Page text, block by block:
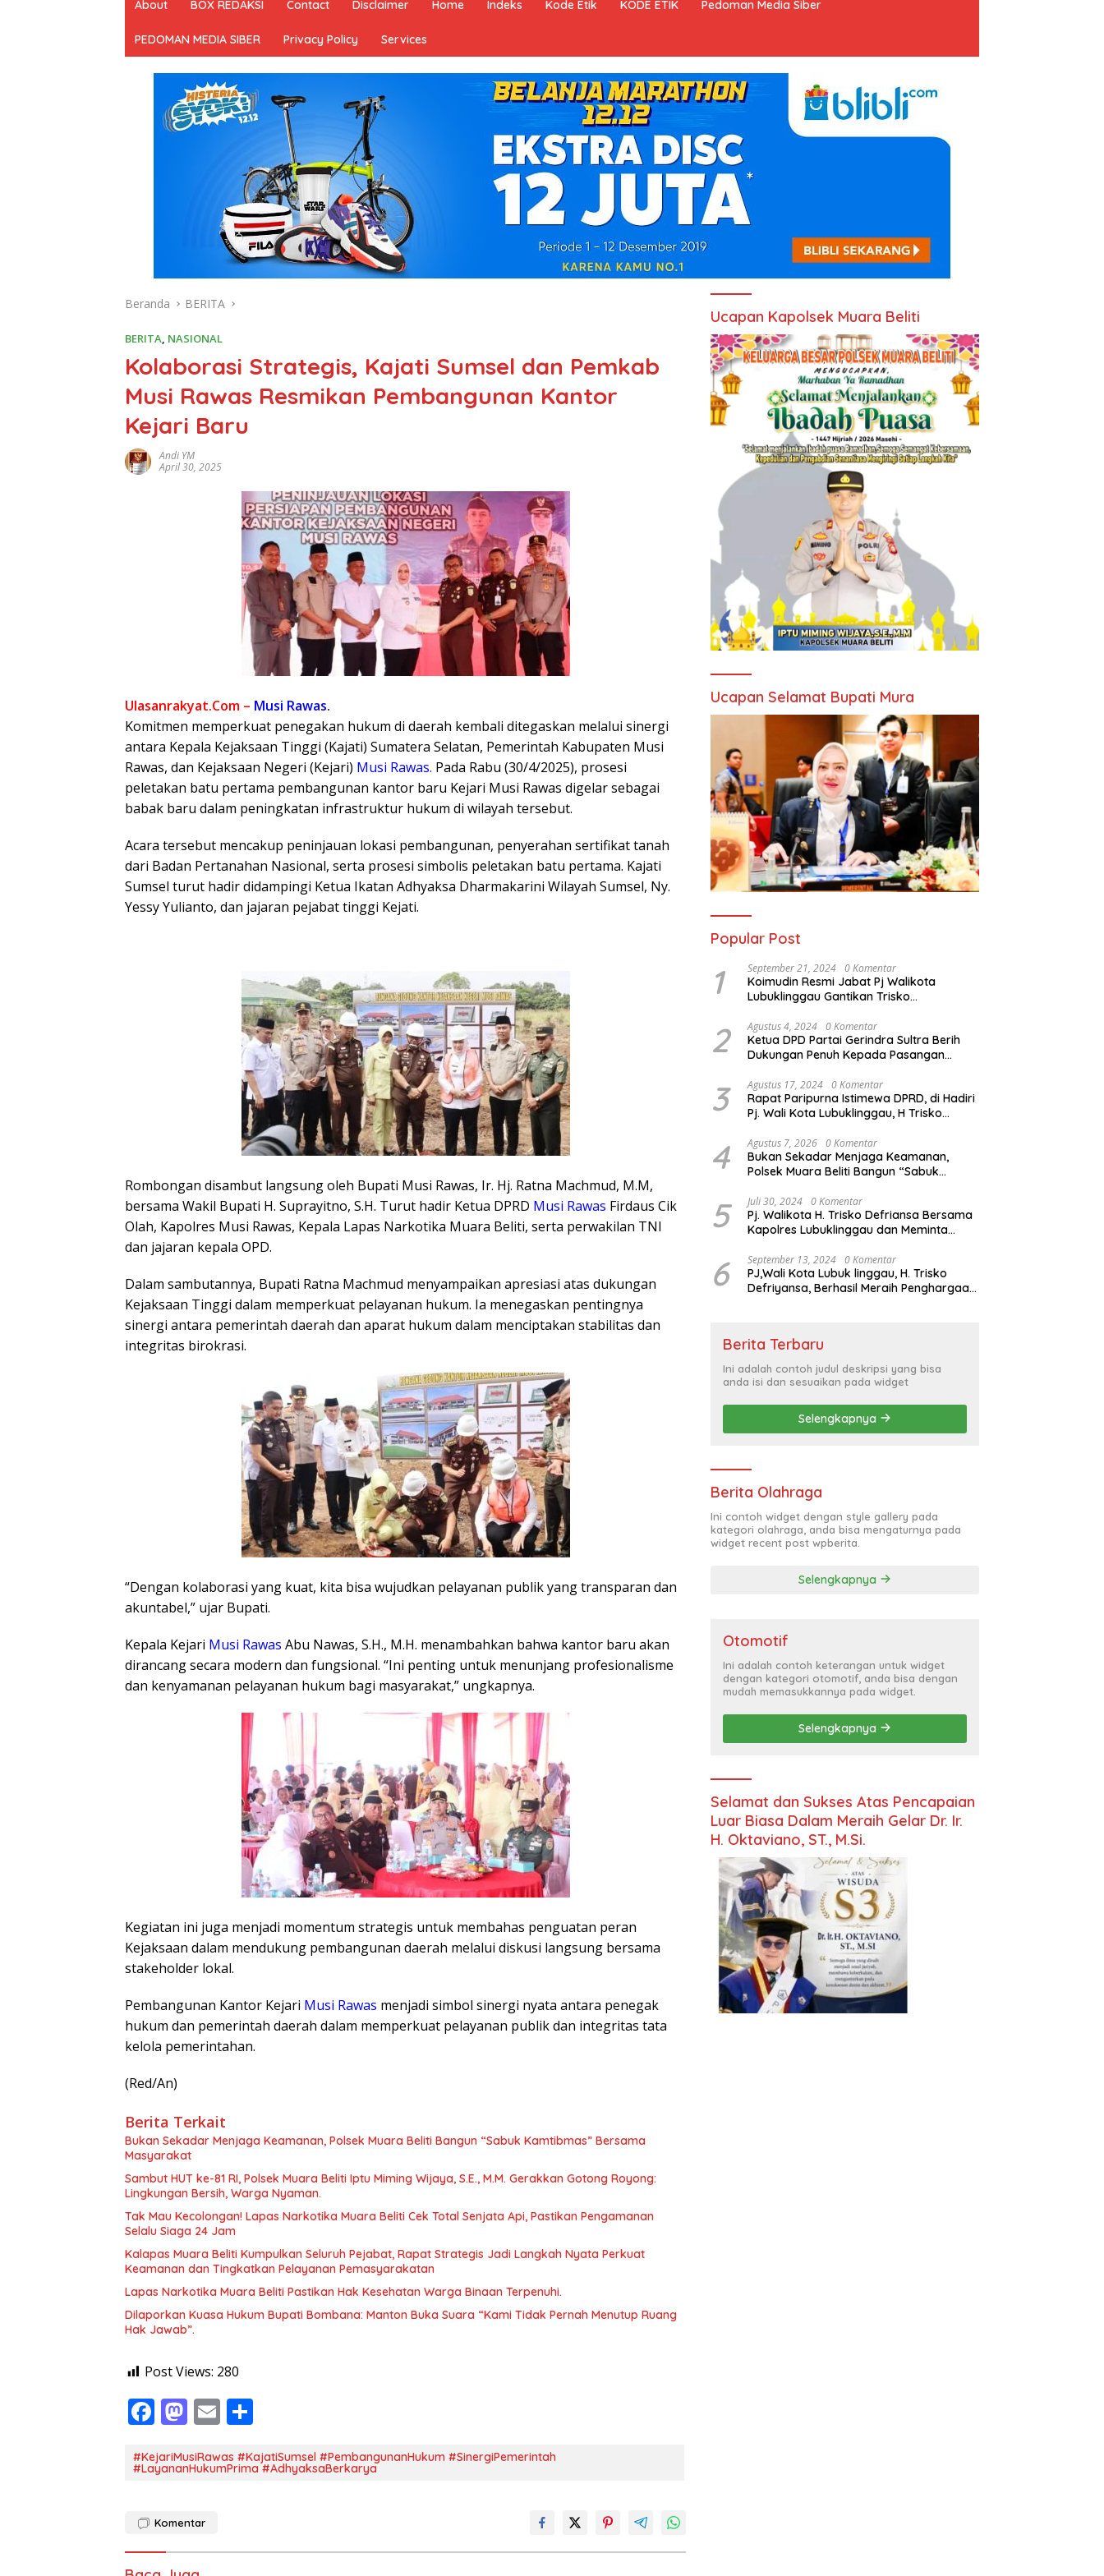
About BOX REDAKSI Contact Disclaimer Home Indeks Kode Etik KODE ETIK Pedoman Media Siber
PEDOMAN MEDIA SIBER Privacy Policy Services
Beranda BERITA
BERITA, NASIONAL
Kolaborasi Strategis, Kajati Sumsel dan Pemkab
Musi Rawas Resmikan Pembangunan Kantor
Kejari Baru
Andi YM
April 30, 2025
Ulasanrakyat.Com – Musi Rawas.
Komitmen memperkuat penegakan hukum di daerah kembali ditegaskan melalui sinergi
antara Kepala Kejaksaan Tinggi (Kajati) Sumatera Selatan, Pemerintah Kabupaten Musi
Rawas, dan Kejaksaan Negeri (Kejari) Musi Rawas. Pada Rabu (30/4/2025), prosesi
peletakan batu pertama pembangunan kantor baru Kejari Musi Rawas digelar sebagai
babak baru dalam peningkatan infrastruktur hukum di wilayah tersebut.
Acara tersebut mencakup peninjauan lokasi pembangunan, penyerahan sertifikat tanah
dari Badan Pertanahan Nasional, serta prosesi simbolis peletakan batu pertama. Kajati
Sumsel turut hadir didampingi Ketua Ikatan Adhyaksa Dharmakarini Wilayah Sumsel, Ny.
Yessy Yulianto, dan jajaran pejabat tinggi Kejati.
Rombongan disambut langsung oleh Bupati Musi Rawas, Ir. Hj. Ratna Machmud, M.M,
bersama Wakil Bupati H. Suprayitno, S.H. Turut hadir Ketua DPRD Musi Rawas Firdaus Cik
Olah, Kapolres Musi Rawas, Kepala Lapas Narkotika Muara Beliti, serta perwakilan TNI
dan jajaran kepala OPD.
Dalam sambutannya, Bupati Ratna Machmud menyampaikan apresiasi atas dukungan
Kejaksaan Tinggi dalam memperkuat pelayanan hukum. Ia menegaskan pentingnya
sinergi antara pemerintah daerah dan aparat hukum dalam menciptakan stabilitas dan
integritas birokrasi.
“Dengan kolaborasi yang kuat, kita bisa wujudkan pelayanan publik yang transparan dan
akuntabel,” ujar Bupati.
Kepala Kejari Musi Rawas Abu Nawas, S.H., M.H. menambahkan bahwa kantor baru akan
dirancang secara modern dan fungsional. “Ini penting untuk menunjang profesionalisme
dan kenyamanan pelayanan hukum bagi masyarakat,” ungkapnya.
Kegiatan ini juga menjadi momentum strategis untuk membahas penguatan peran
Kejaksaan dalam mendukung pembangunan daerah melalui diskusi langsung bersama
stakeholder lokal.
Pembangunan Kantor Kejari Musi Rawas menjadi simbol sinergi nyata antara penegak
hukum dan pemerintah daerah dalam memperkuat pelayanan publik dan integritas tata
kelola pemerintahan.
(Red/An)
Berita Terkait
Bukan Sekadar Menjaga Keamanan, Polsek Muara Beliti Bangun “Sabuk Kamtibmas” Bersama
Masyarakat
Sambut HUT ke-81 RI, Polsek Muara Beliti Iptu Miming Wijaya, S.E., M.M. Gerakkan Gotong Royong:
Lingkungan Bersih, Warga Nyaman.
Tak Mau Kecolongan! Lapas Narkotika Muara Beliti Cek Total Senjata Api, Pastikan Pengamanan
Selalu Siaga 24 Jam
Kalapas Muara Beliti Kumpulkan Seluruh Pejabat, Rapat Strategis Jadi Langkah Nyata Perkuat
Keamanan dan Tingkatkan Pelayanan Pemasyarakatan
Lapas Narkotika Muara Beliti Pastikan Hak Kesehatan Warga Binaan Terpenuhi.
Dilaporkan Kuasa Hukum Bupati Bombana: Manton Buka Suara “Kami Tidak Pernah Menutup Ruang
Hak Jawab”.
Post Views: 280
F
e
o
o
M
to
o
n
E
ai ar
#KejariMusiRawas #KajatiSumsel #PembangunanHukum #SinergiPemerintah
#LayananHukumPrima #AdhyaksaBerkarya
Komentar
Ucapan Kapolsek Muara Beliti
Ucapan Selamat Bupati Mura
Popular Post
1 September 21, 2024 0 Komentar
Koimudin Resmi Jabat Pj Walikota
Lubuklinggau Gantikan Trisko
2 Agustus 4, 2024 0 Komentar
Ketua DPD Partai Gerindra Sultra Berih
Dukungan Penuh Kepada Pasangan
Konawe (HADIR) di Pilkada Konawe 2024
3 Agustus 17, 2024 0 Komentar
Rapat Paripurna Istimewa DPRD, di Hadiri
Pj. Wali Kota Lubuklinggau, H Trisko
Mendengarkan Pidato Kenegaraan
Presiden RI Dalam Rangka HUT ke-79
4 Agustus 7, 2026 0 Komentar
Bukan Sekadar Menjaga Keamanan,
Polsek Muara Beliti Bangun “Sabuk
5 Juli 30, 2024 0 Komentar
Pj. Walikota H. Trisko Defriansa Bersama
Kapolres Lubuklinggau dan Meminta
Hajatan Politik
6 September 13, 2024 0 Komentar
PJ,Wali Kota Lubuk linggau, H. Trisko
Defriyansa, Berhasil Meraih Penghargaan
Berita Terbaru
Ini adalah contoh judul deskripsi yang bisa
anda isi dan sesuaikan pada widget
Selengkapnya
Berita Olahraga
Ini contoh widget dengan style gallery pada
kategori olahraga, anda bisa mengaturnya pada
widget recent post wpberita.
Selengkapnya
Otomotif
Ini adalah contoh keterangan untuk widget
dengan kategori otomotif, anda bisa dengan
mudah memasukkannya pada widget.
Selengkapnya
Selamat dan Sukses Atas Pencapaian
Luar Biasa Dalam Meraih Gelar Dr. Ir.
H. Oktaviano, ST., M.Si.